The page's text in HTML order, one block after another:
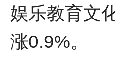
娱乐教育文
涨0.9%。